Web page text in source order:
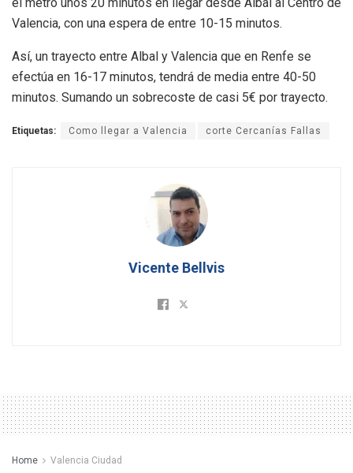
Valencia, con una espera de entre 10-15 minutos.
Así, un trayecto entre Albal y Valencia que en Renfe se
efectúa en 16-17 minutos, tendrá de media entre 40-50
minutos. Sumando un sobrecoste de casi 5€ por trayecto.
Etiquetas: Como llegar a Valencia corte Cercanías Fallas
Vicente Bellvis
Home Valencia Ciudad